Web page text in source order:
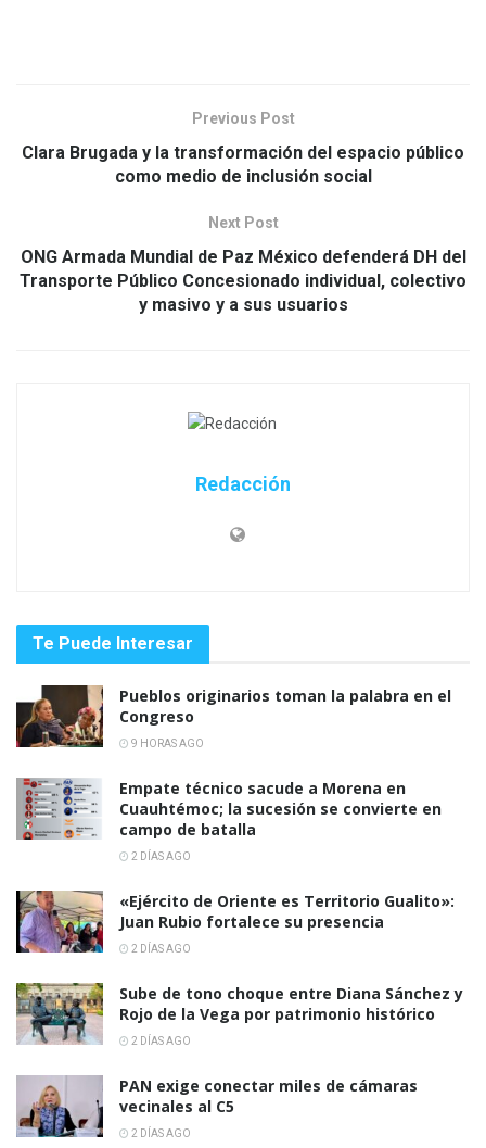
Previous Post
Clara Brugada y la transformación del espacio público
como medio de inclusión social
Next Post
ONG Armada Mundial de Paz México defenderá DH del
Transporte Público Concesionado individual, colectivo
y masivo y a sus usuarios
Redacción
Te Puede Interesar
Pueblos originarios toman la palabra en el
Congreso
9 HORAS AGO
Empate técnico sacude a Morena en
Cuauhtémoc; la sucesión se convierte en
campo de batalla
2 DÍAS AGO
«Ejército de Oriente es Territorio Gualito»:
Juan Rubio fortalece su presencia
2 DÍAS AGO
Sube de tono choque entre Diana Sánchez y
Rojo de la Vega por patrimonio histórico
2 DÍAS AGO
PAN exige conectar miles de cámaras
vecinales al C5
2 DÍAS AGO